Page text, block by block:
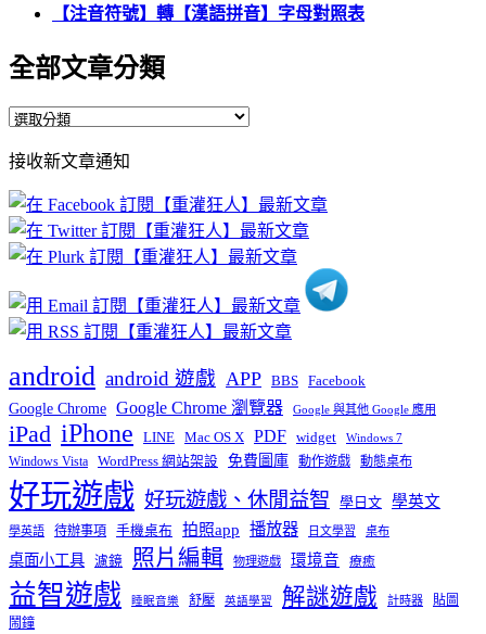
【注音符號】轉【漢語拼音】字母對照表
全部文章分類
全
文
章
分
類
接收新文章通知
android android 遊戲 APP BBS Facebook
Google Chrome Google Chrome 瀏覽器 Google 與其他 Google 應用
iPad iPhone LINE Mac OS X PDF widget Windows 7
Windows Vista WordPress 網站架設 免費圖庫 動作遊戲 動態桌布
好玩遊戲 好玩遊戲、休閒益智 學日文 學英文
學英語 待辦事項 手機桌布 拍照app 播放器 日文學習 桌布
桌面小工具 濾鏡 照片編輯 物理遊戲 環境音 療癒
益智遊戲 睡眠音樂 舒壓 英語學習 解謎遊戲 計時器
貼圖
鬧鐘